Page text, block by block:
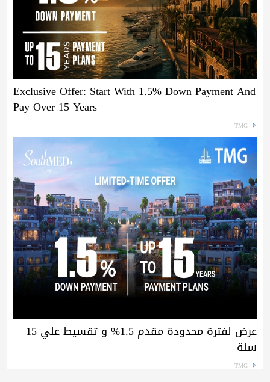
Exclusive Offer: Start With 1.5% Down Payment And
Pay Over 15 Years
TMG
عرض لفترة محدودة مقدم 1.5% و تقسيط علي 15
سنة
TMG